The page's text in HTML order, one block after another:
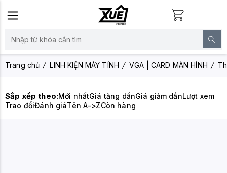
Trang chủ LINH KIỆN MÁY TÍNH VGA | CARD MÀN HÌNH
Sắp xếp theo:Mới nhấtGiá tăng dầnGiá giảm dầnLượt xem
Trao đổiĐánh giáTên A->ZCòn hàng